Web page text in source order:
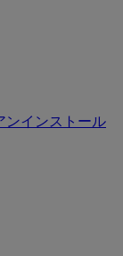
ンインストール